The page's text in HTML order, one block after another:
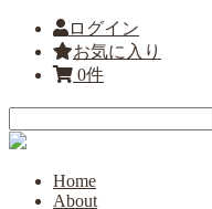
ログイン
お気に入り
0件
Home
About